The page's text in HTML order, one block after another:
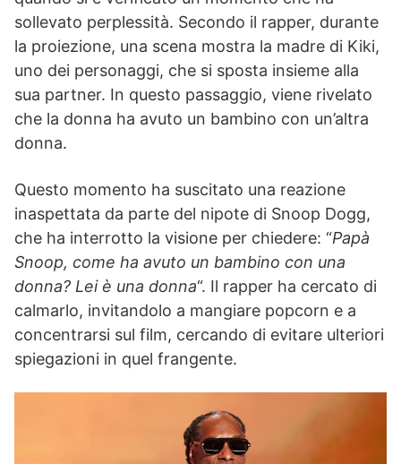
sollevato perplessità. Secondo il rapper, durante
la proiezione, una scena mostra la madre di Kiki,
uno dei personaggi, che si sposta insieme alla
sua partner. In questo passaggio, viene rivelato
che la donna ha avuto un bambino con un’altra
donna.
Questo momento ha suscitato una reazione
inaspettata da parte del nipote di Snoop Dogg,
che ha interrotto la visione per chiedere: “Papà
Snoop, come ha avuto un bambino con una
donna? Lei è una donna“. Il rapper ha cercato di
calmarlo, invitandolo a mangiare popcorn e a
concentrarsi sul film, cercando di evitare ulteriori
spiegazioni in quel frangente.